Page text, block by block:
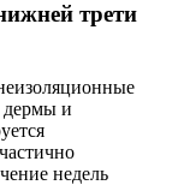
трети
дермы и
недель